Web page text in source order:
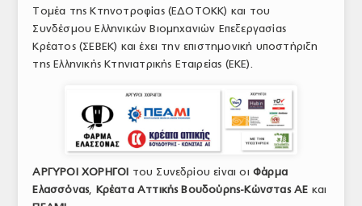
Τομέα της Κτηνοτροφίας (ΕΔΟΤΟΚΚ) και του
Συνδέσμου Ελληνικών Βιομηχανιών Επεξεργασίας
Κρέατος (ΣΕΒΕΚ) και έχει την επιστημονική υποστήριξη
της Ελληνικής Κτηνιατρικής Εταιρείας (ΕΚΕ).
ΑΡΓΥΡΟΙ ΧΟΡΗΓΟΙ του Συνεδρίου είναι οιΦάρμα
Ελασσόνας, Κρέατα Αττικής Βουδούρης-Κώνστας ΑΕ και